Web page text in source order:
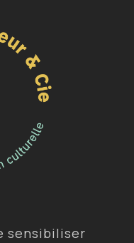
sensibiliser